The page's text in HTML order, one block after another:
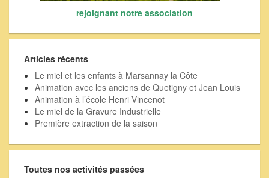
rejoignant notre association
Articles récents
Le miel et les enfants à Marsannay la Côte
Animation avec les anciens de Quetigny et Jean Louis
Animation à l’école Henri Vincenot
Le miel de la Gravure Industrielle
Première extraction de la saison
Toutes nos activités passées